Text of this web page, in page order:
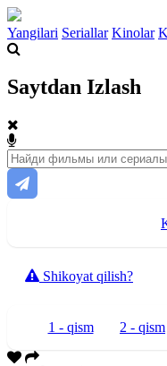
Yangilari Seriallar Kinolar
Saytdan Izlash
Shikoyat qilish?
1 - qism 2 - qism